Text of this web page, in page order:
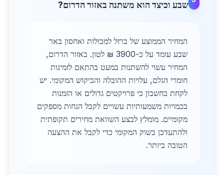
שבע וכיצד הוא משתנה באזור הדרום?
המחיר הממוצע של ברזל למכולות ואחסון באר
שבע עומד על כ-3900 ₪ לטון. באזור הדרום,
המחיר עשוי להשתנות במעט בהתאם לזמינות
חומרי הגלם, עלויות ההובלה והביקוש המקומי. יש
לקחת בחשבון כי פרויקטים גדולים או הזמנות
בכמויות משמעותיות עשויים לקבל הנחות מספקים
מקומיים. מומלץ לבצע השוואת מחירים תקופתית
ולהתעדכן בשוק המקומי כדי לקבל את ההצעה
הטובה ביותר.